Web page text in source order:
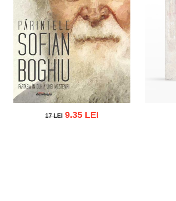
17 LEI 9.35 LEI